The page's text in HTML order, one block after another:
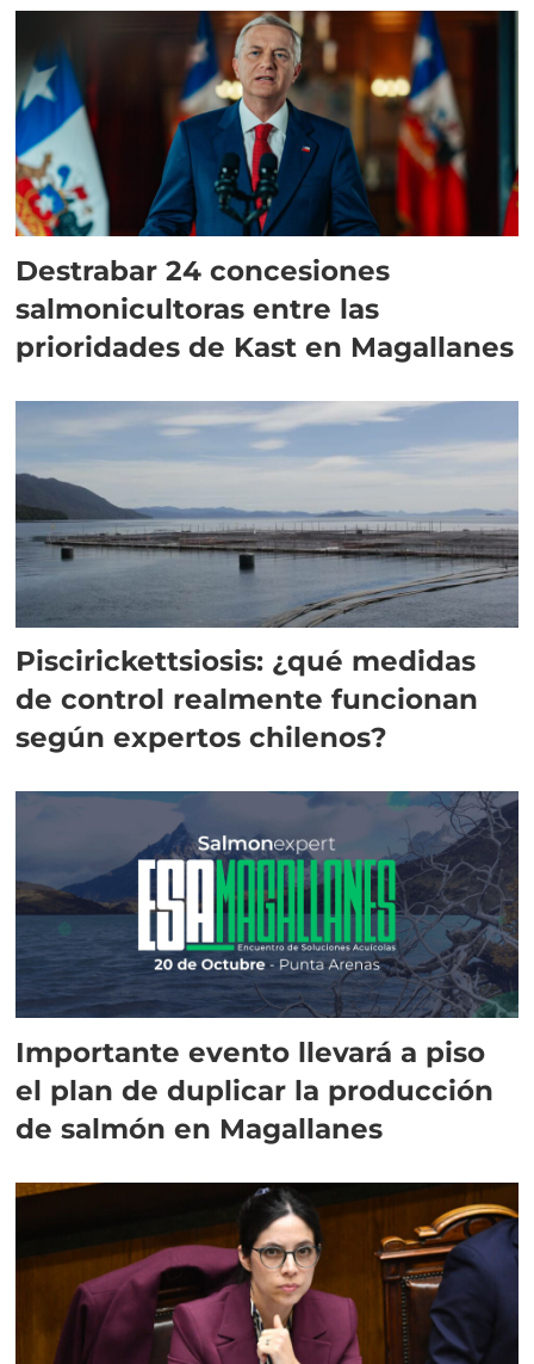
Destrabar 24 concesiones
salmonicultoras entre las
prioridades de Kast en Magallanes
Piscirickettsiosis: ¿qué medidas
de control realmente funcionan
según expertos chilenos?
Importante evento llevará a piso
el plan de duplicar la producción
de salmón en Magallanes